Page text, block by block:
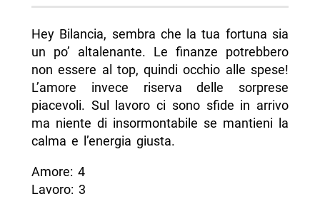
Hey Bilancia, sembra che la tua fortuna sia
un po’ altalenante. Le finanze potrebbero
non essere al top, quindi occhio alle spese!
L’amore invece riserva delle sorprese
piacevoli. Sul lavoro ci sono sfide in arrivo
ma niente di insormontabile se mantieni la
calma e l’energia giusta.
Amore: 4
Lavoro: 3